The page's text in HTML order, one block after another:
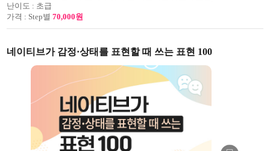
난이도 : 초급
가격 : Step별 70,000원
네이티브가 감정·상태를 표현할 때 쓰는 표현 100